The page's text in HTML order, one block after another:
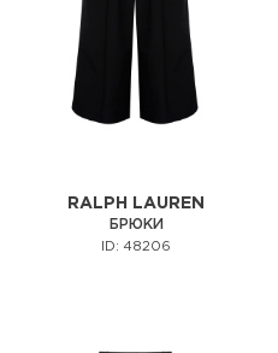
RALPH LAUREN
БРЮКИ
ID: 48206